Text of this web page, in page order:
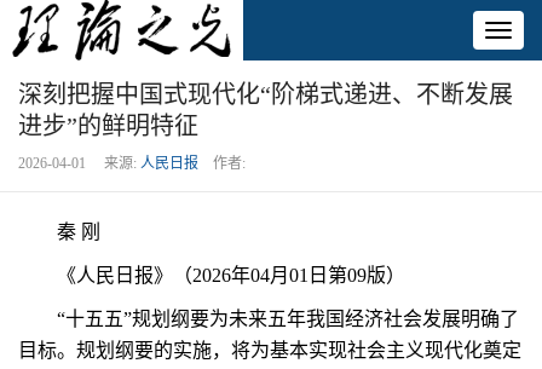
深刻把握中国式现代化“阶梯式递进、不断发展
进步”的鲜明特征
2026-04-01 来源: 人民日报 作者:
秦 刚
《人民日报》（2026年04月01日第09版）
“十五五”规划纲要为未来五年我国经济社会发展明确了
目标。规划纲要的实施，将为基本实现社会主义现代化奠定